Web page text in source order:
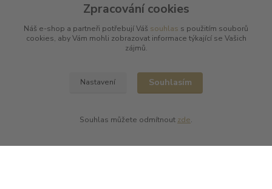
Informace pro zákazníky
Zpracování cookies
Náš e-shop a partneři potřebují Váš souhlas s použitím souborů
cookies, aby Vám mohli zobrazovat informace týkající se Vašich
zájmů.
Nastavení Souhlasím
Souhlas můžete odmítnout zde.